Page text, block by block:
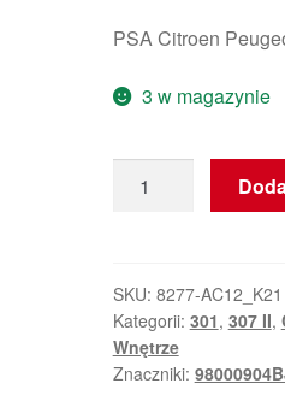
PSA Citroen
3 w magazynie
Osłona
Citroën
Peugeot
98000904BJ
SKU: 8277-AC12_K21
Kategorii: 301, 307 II,
Wnętrze
Znaczniki: